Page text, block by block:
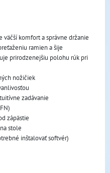
komfort a správne držanie
ramien a šije
prirodzenejšiu polohu rúk pri
nožičiek
zadávanie
zápästie
stole
inštalovať softvér)